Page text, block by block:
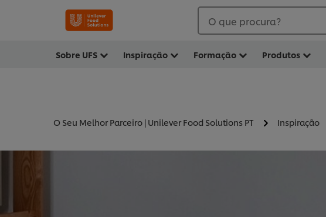
O que procura?
Sobre UFS Inspiração Formação Produtos
O Seu Melhor Parceiro | Unilever Food Solutions PT Inspiração